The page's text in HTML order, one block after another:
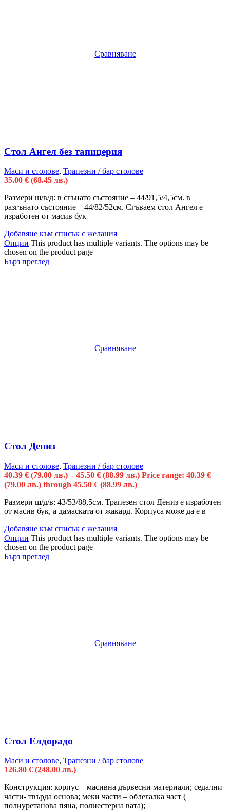
Сравняване
Стол Ангел без тапицерия
Маси и столове, Трапезни / бар столове
35.00 € (68.45 лв.)
Размери ш/в/д: в сгънато състояние – 44/91,5/4,5см. в
разгънато състояние – 44/82/52см. Сгъваем стол Ангел е
изработен от масив бук
Добавяне към списък с желания
Опции This product has multiple variants. The options may be
chosen on the product page
Бърз преглед
Сравняване
Стол Дениз
Маси и столове, Трапезни / бар столове
40.39 € (79.00 лв.) – 45.50 € (88.99 лв.) Price range: 40.39 €
(79.00 лв.) through 45.50 € (88.99 лв.)
Размери щ/д/в: 43/53/88,5см. Трапезен стол Дениз е изработен
от масив бук, а дамаската от жакард. Корпуса може да е в
Добавяне към списък с желания
Опции This product has multiple variants. The options may be
chosen on the product page
Бърз преглед
Сравняване
Стол Елдорадо
Маси и столове, Трапезни / бар столове
126.80 € (248.00 лв.)
Конструкция: корпус – масивна дървесни материали; седални
части- твърда основа; меки части – облегалка част (
полиуретанова пяна, полиестерна вата);